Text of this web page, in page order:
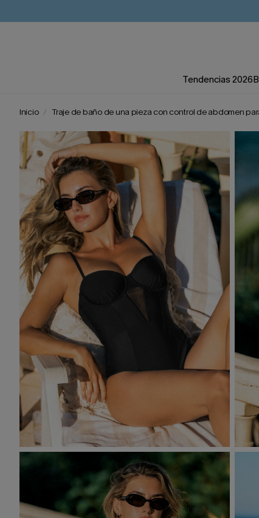
Tendencias 2026
Inicio Traje de baño de una pieza con control de abdomen